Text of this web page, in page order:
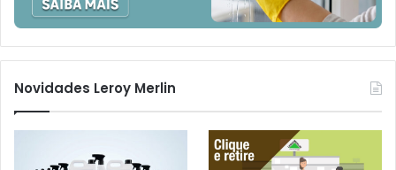
Novidades Leroy Merlin